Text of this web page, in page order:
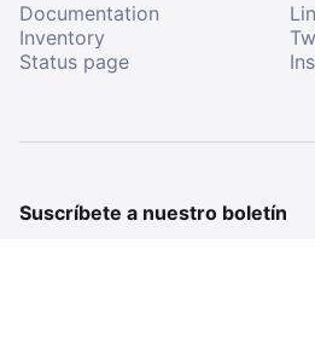
Documentation
Inventory
Status page
Suscríbete a nuestro boletín